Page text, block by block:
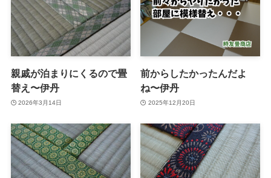
親戚が泊まりにくるので畳
替え〜伊丹
2026年3月14日
前からしたかったんだよ
ね〜伊丹
2025年12月20日